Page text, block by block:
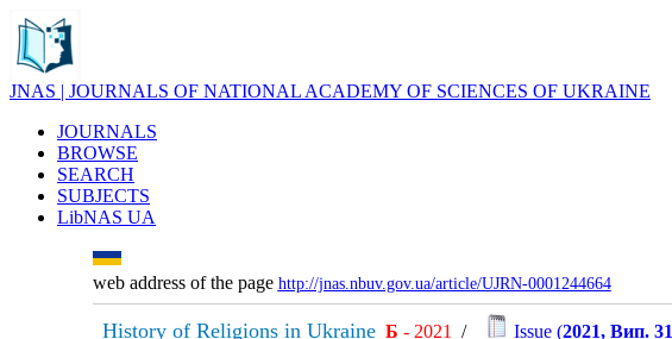
JNAS | JOURNALS OF NATIONAL ACADEMY OF SCIENCES OF UKRAINE
JOURNALS
BROWSE
SEARCH
SUBJECTS
LibNAS UA
web address of the page http://jnas.nbuv.gov.ua/article/UJRN-0001244664
History of Religions in Ukraine Б - 2021 / Issue (2021, Вип. 31